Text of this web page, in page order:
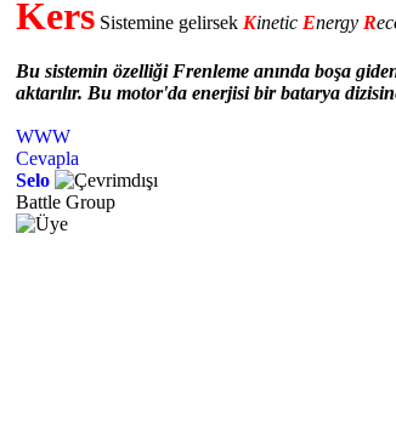
Kers Sistemine gelirsek Kinetic Energy R
Bu sistemin özelliği Frenleme anında boşa
aktarılır. Bu motor'da enerjisi bir batarya
WWW
Cevapla
Selo
Battle Group